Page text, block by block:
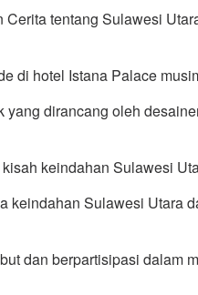
tentang Sulawesi
di hotel Istana Palace
yang dirancang oleh
keindahan Sulawesi
keindahan Sulawesi Utara
dan berpartisipasi dalam